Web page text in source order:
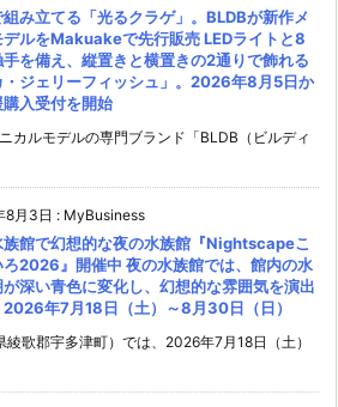
み立てる「光るクラゲ」。BLDBが新作メ
デルをMakuakeで先行販売 LEDライトと8
を備え、縦置きと横置きの2通りで飾れる
・ジェリーフィッシュ」。2026年8月5日か
購入受付を開始
カルモデルの専門ブランド「BLDB（ビルディ
8月3日 : MyBusiness
族館で幻想的な夜の水族館『Nightscapeこ
ろ2026』開催中 夜の水族館では、館内の水
深い青色に変化し、幻想的な雰囲気を演出
2026年7月18日（土）～8月30日（日）
歌郡宇多津町）では、2026年7月18日（土）